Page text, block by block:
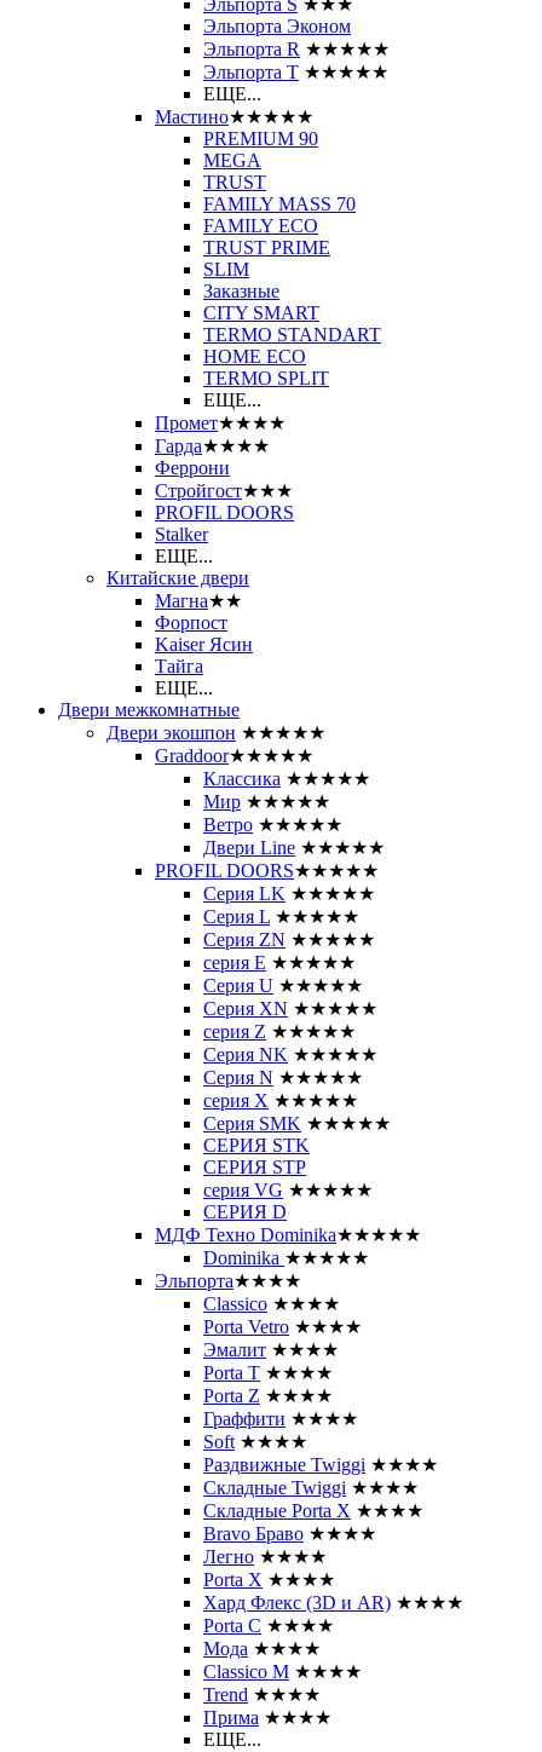
Эльпорта Эконом
Эльпорта R ★★★★★
Эльпорта Т ★★★★★
ЕЩЕ...
Мастино★★★★★
PREMIUM 90
MEGA
TRUST
FAMILY MASS 70
FAMILY ECO
TRUST PRIME
SLIM
Заказные
CITY SMART
TERMO STANDART
HOME ECO
ТЕRМО SPLIT
ЕЩЕ...
Промет★★★★
Гарда★★★★
Феррони
Стройгост★★★
PROFIL DOORS
Stalker
ЕЩЕ...
Китайские двери
Магна★★
Форпост
Kaiser Ясин
Тайга
ЕЩЕ...
Двери межкомнатные
Двери экошпон ★★★★★
Graddoor★★★★★
Классика ★★★★★
Мир ★★★★★
Ветро ★★★★★
Двери Line ★★★★★
PROFIL DOORS★★★★★
Серия LK ★★★★★
Серия L ★★★★★
Серия ZN ★★★★★
серия E ★★★★★
Серия U ★★★★★
Серия XN ★★★★★
серия Z ★★★★★
Серия NK ★★★★★
Серия N ★★★★★
серия X ★★★★★
Серия SMK ★★★★★
СЕРИЯ STK
СЕРИЯ STP
серия VG ★★★★★
СЕРИЯ D
МДФ Техно Dominika★★★★★
Dominika ★★★★★
Эльпорта★★★★
Classico ★★★★
Porta Vetro ★★★★
Эмалит ★★★★
Porta T ★★★★
Porta Z ★★★★
Граффити ★★★★
Soft ★★★★
Раздвижные Twiggi ★★★★
Складные Twiggi ★★★★
Складные Porta X ★★★★
Bravo Браво ★★★★
Легно ★★★★
Porta X ★★★★
Хард Флекс (3D и AR) ★★★★
Porta C ★★★★
Мода ★★★★
Classico M ★★★★
Trend ★★★★
Прима ★★★★
ЕЩЕ...